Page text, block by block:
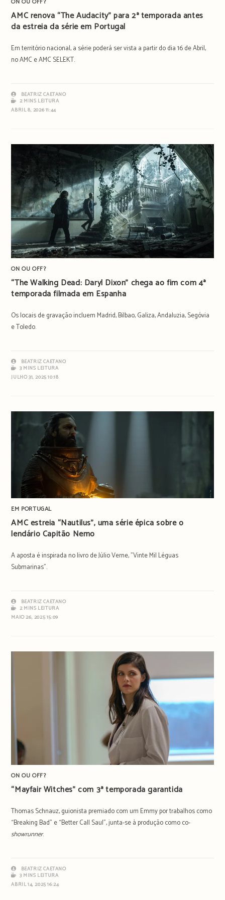
AMC renova “The Audacity” para 2ª temporada antes
da estreia da série em Portugal
Em território nacional, a série poderá ser vista a partir do dia 16 de Abril,
no AMC e AMC SELEKT.
BEATRIZ CAETANO
2 MINS LEITURA
ABRIL 8, 2026 11:44
ON OU OFF?
“The Walking Dead: Daryl Dixon” chega ao fim com 4ª
temporada filmada em Espanha
Os locais de gravação incluem Madrid, Bilbao, Galiza, Andaluzia, Segóvia
e Toledo.
BEATRIZ CAETANO
3 MINS LEITURA
JULHO 31, 2025 10:18
EM PORTUGAL
AMC estreia “Nautilus”, uma série épica sobre o
lendário Capitão Nemo
A aposta é inspirada no livro de Júlio Verne, "Vinte Mil Léguas
Submarinas".
BEATRIZ CAETANO
2 MINS LEITURA
MAIO 26, 2025 15:09
ON OU OFF?
“Mayfair Witches” com 3ª temporada garantida
Thomas Schnauz, guionista premiado com um Emmy por trabalhos como
“Breaking Bad” e “Better Call Saul”, junta-se à produção como co-
showrunner.
BEATRIZ CAETANO
3 MINS LEITURA
ABRIL 14, 2025 16:24